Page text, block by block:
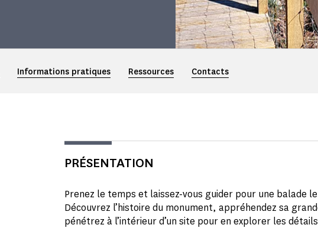
Informations pratiques Ressources Contacts
PRÉSENTATION
Prenez le temps et laissez-vous guider pour une balade
Découvrez l’histoire du monument, appréhendez sa
pénétrez à l’intérieur d’un site pour en explorer les